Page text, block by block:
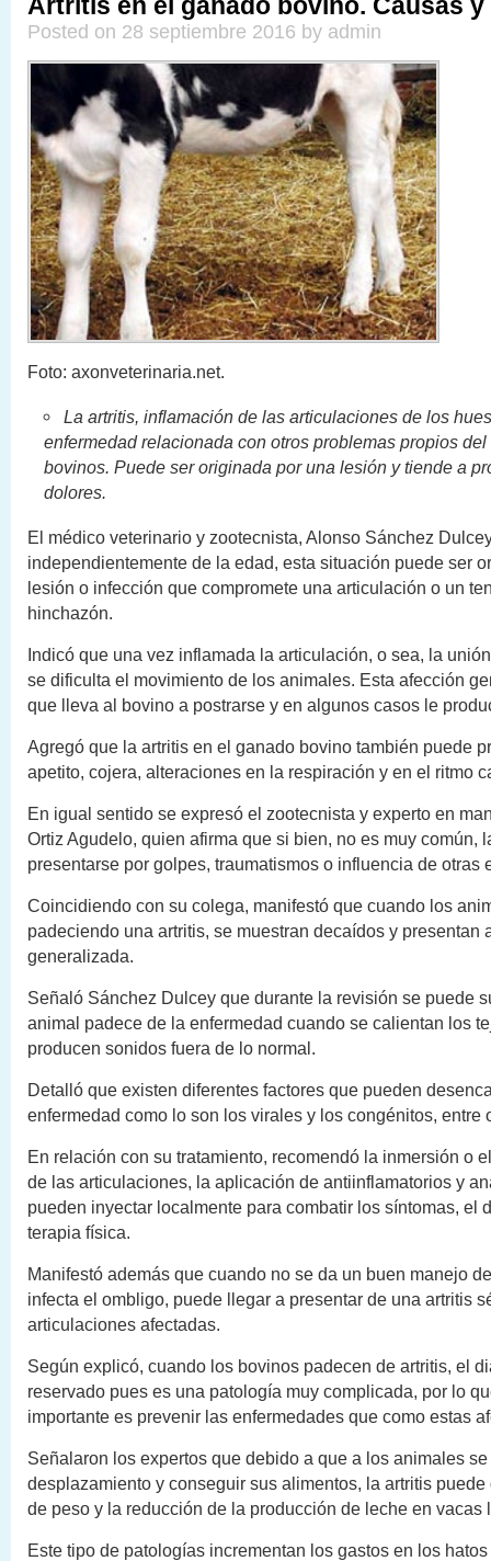
Posted on 28 septiembre 2016 by admin
Foto: axonveterinaria.net.
La artritis, inflamación de las articulaciones de los
enfermedad relacionada con otros problemas propios
bovinos. Puede ser originada por una lesión y tiende a
dolores.
El médico veterinario y zootecnista, Alonso Sánchez
independientemente de la edad, esta situación puede ser
lesión o infección que compromete una articulación o un
hinchazón.
Indicó que una vez inflamada la articulación, o sea, la
se dificulta el movimiento de los animales. Esta afección
que lleva al bovino a postrarse y en algunos casos le
Agregó que la artritis en el ganado bovino también puede
apetito, cojera, alteraciones en la respiración y en el ritmo
En igual sentido se expresó el zootecnista y experto en
Ortiz Agudelo, quien afirma que si bien, no es muy común,
presentarse por golpes, traumatismos o influencia de otras
Coincidiendo con su colega, manifestó que cuando los
padeciendo una artritis, se muestran decaídos y presentan
generalizada.
Señaló Sánchez Dulcey que durante la revisión se puede
animal padece de la enfermedad cuando se calientan los
producen sonidos fuera de lo normal.
Detalló que existen diferentes factores que pueden
enfermedad como lo son los virales y los congénitos, entre
En relación con su tratamiento, recomendó la inmersión o
de las articulaciones, la aplicación de antiinflamatorios y
pueden inyectar localmente para combatir los síntomas, el
terapia física.
Manifestó además que cuando no se da un buen manejo
infecta el ombligo, puede llegar a presentar de una artritis
articulaciones afectadas.
Según explicó, cuando los bovinos padecen de artritis, el
reservado pues es una patología muy complicada, por lo
importante es prevenir las enfermedades que como estas
Señalaron los expertos que debido a que a los animales
desplazamiento y conseguir sus alimentos, la artritis
de peso y la reducción de la producción de leche en vacas
Este tipo de patologías incrementan los gastos en los